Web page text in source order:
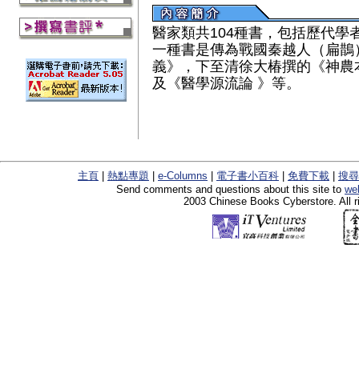
醫家類共104種書，包括歷代學
一種書是傳為戰國秦越人（扁
義》，下至清徐大椿撰的《神
及《醫學源流論 》等。
主頁 熱點專題 e-Columns 電子書小百科 免費下載
搜
Send comments and questions about this site to
2003 Chinese Books Cyberstore. All